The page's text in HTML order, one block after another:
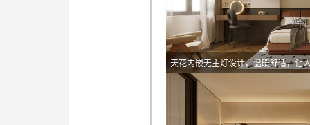
天花内嵌无主灯设计，温暖舒适，让